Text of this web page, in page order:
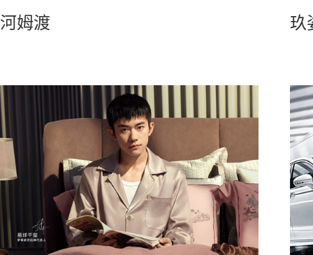
河姆渡 玖